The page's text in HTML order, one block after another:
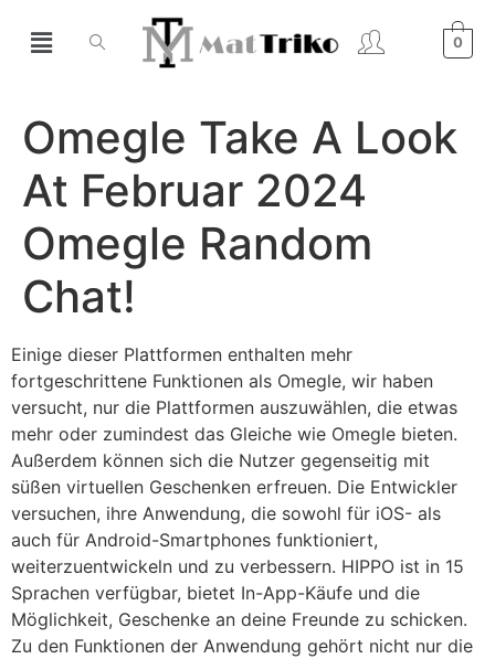
0
Omegle Take A Look
At Februar 2024
Omegle Random
Chat!
Einige dieser Plattformen enthalten mehr
fortgeschrittene Funktionen als Omegle, wir haben
versucht, nur die Plattformen auszuwählen, die etwas
mehr oder zumindest das Gleiche wie Omegle bieten.
Außerdem können sich die Nutzer gegenseitig mit
süßen virtuellen Geschenken erfreuen. Die Entwickler
versuchen, ihre Anwendung, die sowohl für iOS- als
auch für Android-Smartphones funktioniert,
weiterzuentwickeln und zu verbessern. HIPPO ist in 15
Sprachen verfügbar, bietet In-App-Käufe und die
Möglichkeit, Geschenke an deine Freunde zu schicken.
Zu den Funktionen der Anwendung gehört nicht nur die